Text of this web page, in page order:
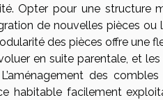
Opter pour une structure
de nouvelles pièces
des pièces offre une
en suite parentale, et
des
habitable facilement